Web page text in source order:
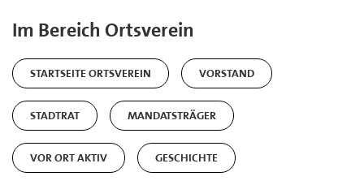
Im Bereich Ortsverein
STARTSEITE ORTSVEREIN VORSTAND
STADTRAT MANDATSTRÄGER
VOR ORT AKTIV GESCHICHTE